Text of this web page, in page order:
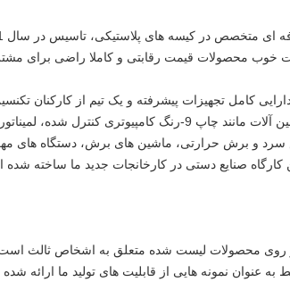
خوب محصولات قیمت رقابتی و کاملا راضی برای
کامل تجهیزات پیشرفته و یک تیم از کارکنان
سه کارگاه با ماشین آلات مانند چاپ 9-رنگ
و برش حرارتی، ماشین های برش، دستگاه های
کارگاه صنایع دستی در کارخانجات جدید ما ساخته شده
روی محصولات لیست شده متعلق به اشخاص ثالث
عنوان نمونه هایی از قابلیت های تولید ما ارائه